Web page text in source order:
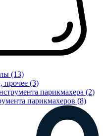
(13)
прочее (3)
парикмахера (2)
парикмахеров (8)